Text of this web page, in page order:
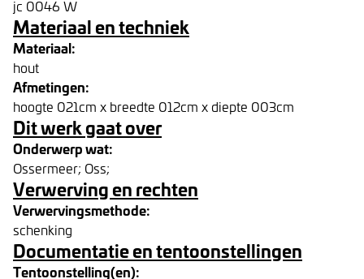
jc 0046 W
Materiaal en techniek
Materiaal:
hout
Afmetingen:
hoogte 021cm x breedte 012cm x diepte 003cm
Dit werk gaat over
Onderwerp wat:
Ossermeer; Oss;
Verwerving en rechten
Verwervingsmethode:
schenking
Documentatie en tentoonstellingen
Tentoonstelling(en):